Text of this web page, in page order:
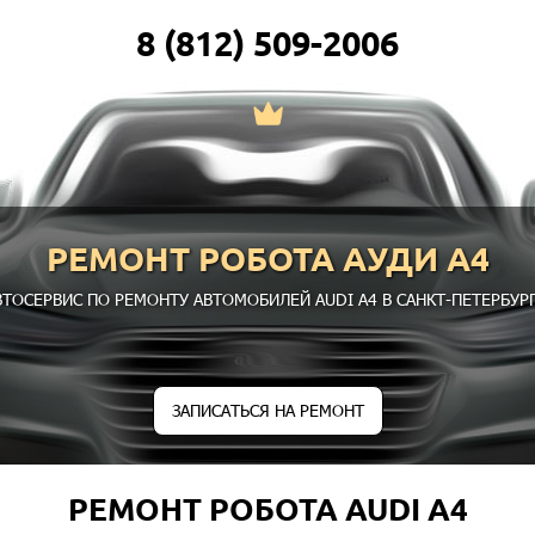
8 (812) 509-2006
РЕМОНТ РОБОТА АУДИ А4
ПО РЕМОНТУ АВТОМОБИЛЕЙ AUDI A4 В САНКТ-
ЗАПИСАТЬСЯ НА РЕМОНТ
РЕМОНТ РОБОТА AUDI A4